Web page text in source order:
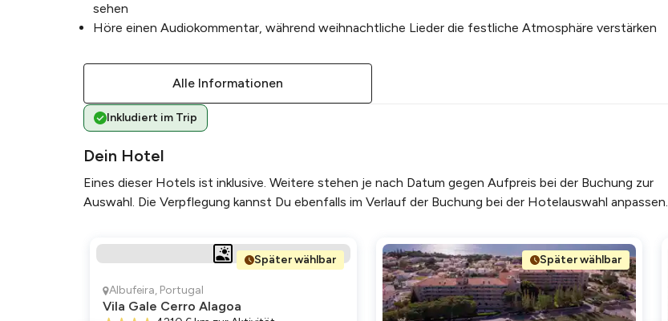
vor 1 Jahr
"Die Tour war wirklich gut organisiert. Unser Ticket war eigentlich für
ca. 20 Uhr gebucht, aber wir konnten viel früher einsteigen. Die
Reiseleiter w ...Mehr lesen
sehen
Höre einen Audiokommentar, während weihnachtliche Lieder die festliche Atmosphäre verstärken
Alle Informationen
Inkludiert im Trip
Dein Hotel
Eines dieser Hotels ist inklusive. Weitere stehen je nach Datum gegen Aufpreis bei der Buchung zur
Auswahl. Die Verpflegung kannst Du ebenfalls im Verlauf der Buchung bei der Hotelauswahl anpassen.
Später wählbar
Albufeira, Portugal
Vila Gale Cerro Alagoa
Später wählbar